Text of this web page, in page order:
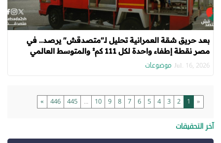
بعد حريق شقة العمرانية تحليل لـ"متصدقش" يرصد.. في
مصر نقطة إطفاء واحدة لكل 111 كم² والمتوسط العالمي
"نقطة لكل 19.5 كم²"
Jul. 16, 2026 موضوعات
«
1
2
3
4
5
6
7
8
9
10
...
445
446
»
آخر التحقيقات